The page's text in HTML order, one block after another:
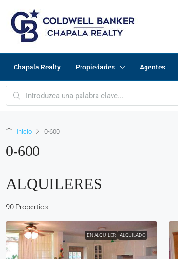
Chapala Realty Propiedades Agentes
Inicio 0-600
0-600
ALQUILERES
90 Properties
EN ALQUILER ALQUILADO